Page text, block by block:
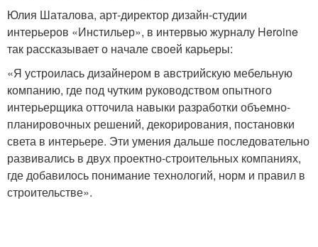
Юлия Шаталова, арт-директор дизайн-студии
интерьеров «Инстильер», в интервью журналу Heroine
так рассказывает о начале своей карьеры:
«Я устроилась дизайнером в австрийскую мебельную
компанию, где под чутким руководством опытного
интерьерщика отточила навыки разработки объемно-
планировочных решений, декорирования, постановки
света в интерьере. Эти умения дальше последовательно
развивались в двух проектно-строительных компаниях,
где добавилось понимание технологий, норм и правил в
строительстве».